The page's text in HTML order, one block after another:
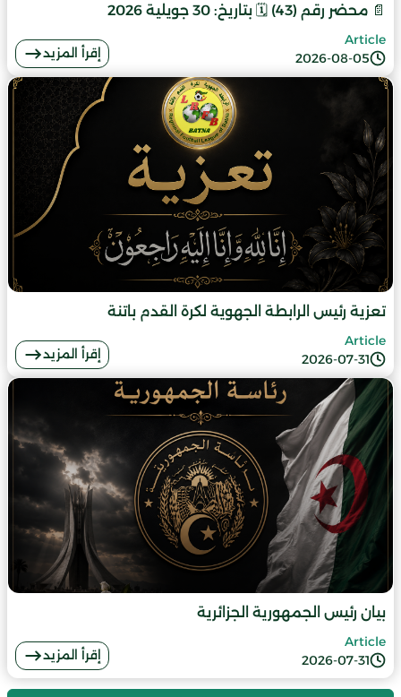
📄 محضر رقم (43) 🗓️ بتاريخ: 30 جويلية 2026
2026-08-05
Article
إقرأ المزيد
تعزية رئيس الرابطة الجهوية لكرة القدم باتنة
2026-07-31
Article
إقرأ المزيد
بيان رئيس الجمهورية الجزائرية
2026-07-31
Article
إقرأ المزيد